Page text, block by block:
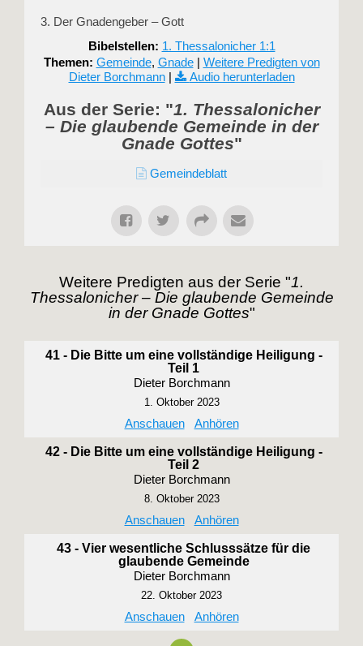
3. Der Gnadengeber – Gott
Bibelstellen: 1. Thessalonicher 1:1
Themen: Gemeinde, Gnade| Weitere Predigten von
Dieter Borchmann| Audio herunterladen
Aus der Serie: "1. Thessalonicher
– Die glaubende Gemeinde in der
Gnade Gottes"
Gemeindeblatt
Weitere Predigten aus der Serie "1.
Thessalonicher – Die glaubende Gemeinde
in der Gnade Gottes"
41 - Die Bitte um eine vollständige Heiligung -
Teil 1
Dieter Borchmann
1. Oktober 2023
Anschauen Anhören
42 - Die Bitte um eine vollständige Heiligung -
Teil 2
Dieter Borchmann
8. Oktober 2023
Anschauen Anhören
43 - Vier wesentliche Schlusssätze für die
glaubende Gemeinde
Dieter Borchmann
22. Oktober 2023
Anschauen Anhören